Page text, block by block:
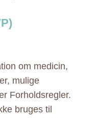
om medicin,
mulige
Forholdsregler.
bruges til